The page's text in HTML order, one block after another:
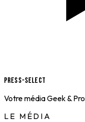
Press-Select
Votre média Geek & Pro
LE MÉDIA